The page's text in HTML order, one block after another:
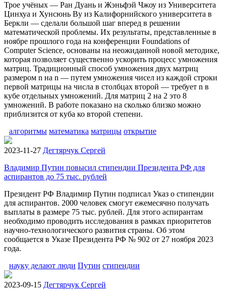
Трое учёных — Ран Дуань и Жэньфэй Чжоу из Университета
Цинхуа и Хунсюнь Ву из Калифорнийского университета в
Беркли — сделали большой шаг вперед в решении
математической проблемы. Их результаты, представленные в
ноябре прошлого года на конференции Foundations of
Computer Science, основаны на неожиданной новой методике,
которая позволяет существенно ускорить процесс умножения
матриц. Традиционный способ умножения двух матриц
размером n на n — путем умножения чисел из каждой строки
первой матрицы на числа в столбцах второй — требует n в
кубе отдельных умножений. Для матриц 2 на 2 это 8
умножений. В работе показано на сколько близко можно
приблизится от куба ко второй степени.
алгоритмы математика матрицы открытие
2023-11-27 Дегтярчук Сергей
Владимир Путин повысил стипендии Президента РФ для
аспирантов до 75 тыс. рублей
Президент РФ Владимир Путин подписал Указ о стипендии
для аспирантов. 2000 человек смогут ежемесячно получать
выплаты в размере 75 тыс. рублей. Для этого аспирантам
необходимо проводить исследования в рамках приоритетов
научно-технологического развития страны. Об этом
сообщается в Указе Президента РФ № 902 от 27 ноября 2023
года.
науку делают люди Путин стипендии
2023-09-15 Дегтярчук Сергей